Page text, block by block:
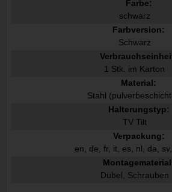
Farbe:
schwarz
Farbversion:
Schwarz
1 Stk. im Karton
Material:
Stahl
Halterungstyp:
TV Tilt
Verpackung:
en, de, fr, it, es, nl, da,
Dübel, Schrauben